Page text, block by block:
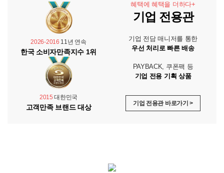
2026-2016 11년 연속
한국 소비자만족지수 1위
2015 대한민국
고객만족 브랜드 대상
혜택에 혜택을 더하다+
기업 전용관
기업 전담 매니저를 통한
우선 처리로 빠른 배송
PAYBACK, 쿠폰팩 등
기업 전용 기획 상품
기업 전용관 바로가기 >